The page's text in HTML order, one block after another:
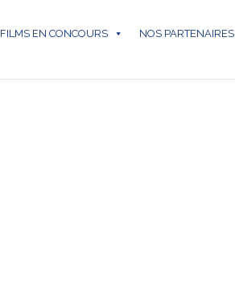
FILMS EN CONCOURS NOS PARTENAIRES